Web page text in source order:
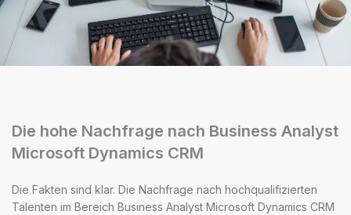
Die hohe Nachfrage nach Business Analyst
Microsoft Dynamics CRM
Die Fakten sind klar. Die Nachfrage nach hochqualifizierten
Talenten im Bereich Business Analyst Microsoft Dynamics CRM